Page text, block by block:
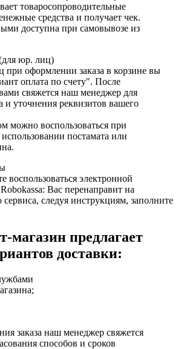
товаросопроводительные
средства и получает чек.
доступна при самовывозе из
юр. лиц)
при оформлении заказа в корзине вы
оплата по счету". После
свяжется наш менеджер для
и уточнения реквизитов вашего
можно воспользоваться при
постамата или
воспользоваться электронной
Вас перенаправит на
следуя инструкциям, заполните
магазин предлагает
доставки:
заказа наш менеджер свяжется
способов и сроков